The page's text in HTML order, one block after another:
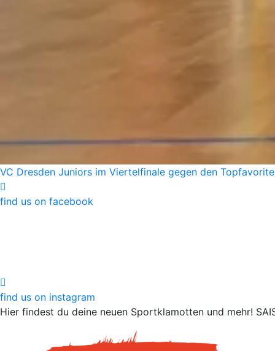
VC Dresden Juniors im Viertelfinale gegen den
find us on facebook
find us on instagram
Hier findest du deine neuen Sportklamotten und mehr!